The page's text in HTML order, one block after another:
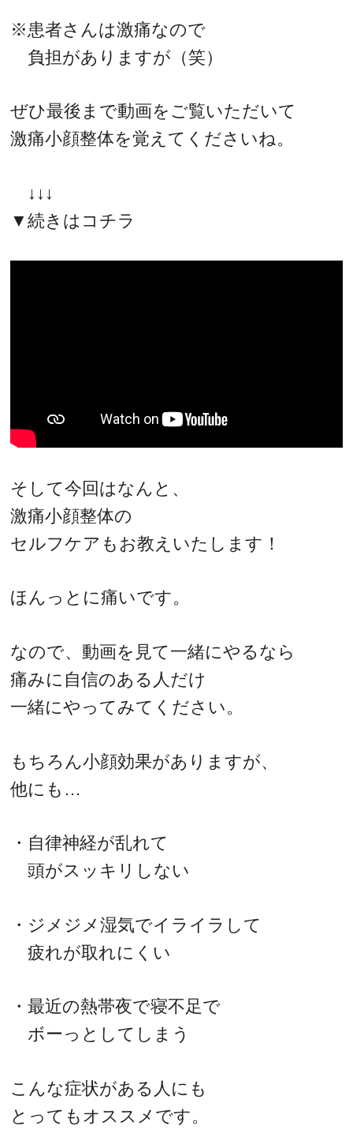
※患者さんは激痛なので
負担がありますが（笑）
ぜひ最後まで動画をご覧いただいて
激痛小顔整体を覚えてくださいね。
↓↓↓
▼続きはコチラ
そして今回はなんと、
激痛小顔整体の
セルフケアもお教えいたします！
ほんっとに痛いです。
なので、動画を見て一緒にやるなら
痛みに自信のある人だけ
一緒にやってみてください。
もちろん小顔効果がありますが、
他にも…
・自律神経が乱れて
頭がスッキリしない
・ジメジメ湿気でイライラして
疲れが取れにくい
・最近の熱帯夜で寝不足で
ボーっとしてしまう
こんな症状がある人にも
とってもオススメです。